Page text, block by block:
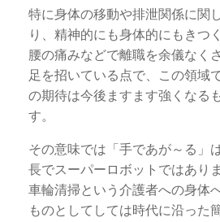
特に身体の移動や排泄関係に関
り、精神的にも身体的にもきつ
腰の痛みなどで離職を余儀なく
足を招いている点で、この領域
の期待は今後ますます強くなる
す。
その意味では「手であが～る」
長でスーパーロボットではあり
車輪清掃という介護者への身体
ものとしてしては時代に沿った